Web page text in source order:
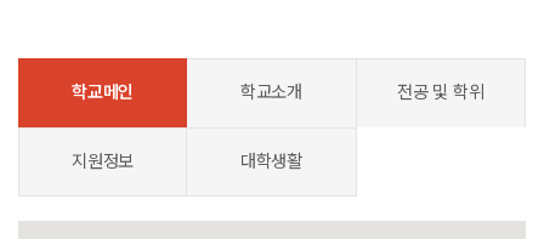
학교메인 학교소개 전공 및 학위
지원정보 대학생활